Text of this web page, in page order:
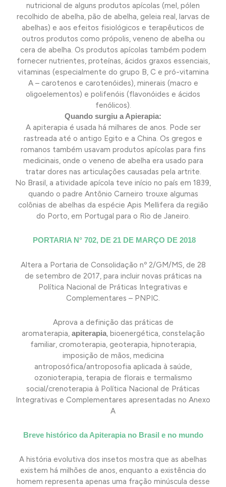
nutricional de alguns produtos apícolas (mel, pólen
recolhido de abelha, pão de abelha, geleia real, larvas de
abelhas) e aos efeitos fisiológicos e terapêuticos de
outros produtos como própolis, veneno de abelha ou
cera de abelha. Os produtos apícolas também podem
fornecer nutrientes, proteínas, ácidos graxos essenciais,
vitaminas (especialmente do grupo B, C e pró-vitamina
A – carotenos e carotenóides), minerais (macro e
oligoelementos) e polifenóis (flavonóides e ácidos
fenólicos).
Quando surgiu a Apierapia:
A apiterapia é usada há milhares de anos. Pode ser
rastreada até o antigo Egito e a China. Os gregos e
romanos também usavam produtos apícolas para fins
medicinais, onde o veneno de abelha era usado para
tratar dores nas articulações causadas pela artrite.
No Brasil, a atividade apícola teve início no país em 1839,
quando o padre Antônio Carneiro trouxe algumas
colônias de abelhas da espécie Apis Mellifera da região
do Porto, em Portugal para o Rio de Janeiro.
PORTARIA N° 702, DE 21 DE MARÇO DE 2018
Altera a Portaria de Consolidação nº 2/GM/MS, de 28
de setembro de 2017, para incluir novas práticas na
Política Nacional de Práticas Integrativas e
Complementares – PNPIC.
Aprova a definição das práticas de
aromaterapia, apiterapia, bioenergética, constelação
familiar, cromoterapia, geoterapia, hipnoterapia,
imposição de mãos, medicina
antroposófica/antroposofia aplicada à saúde,
ozonioterapia, terapia de florais e termalismo
social/crenoterapia à Política Nacional de Práticas
Integrativas e Complementares apresentadas no Anexo
A
Breve histórico da Apiterapia no Brasil e no mundo
A história evolutiva dos insetos mostra que as abelhas
existem há milhões de anos, enquanto a existência do
homem representa apenas uma fração minúscula desse